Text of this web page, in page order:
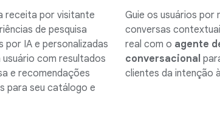
receita por visitante
de pesquisa
por IA e personalizadas
com resultados
e recomendações
para seu catálogo e
Guie os usuários por
conversas
real com o agente
conversacional
clientes da intenção